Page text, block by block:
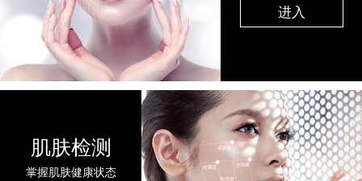
进入
肌肤检测
掌握肌肤健康状态